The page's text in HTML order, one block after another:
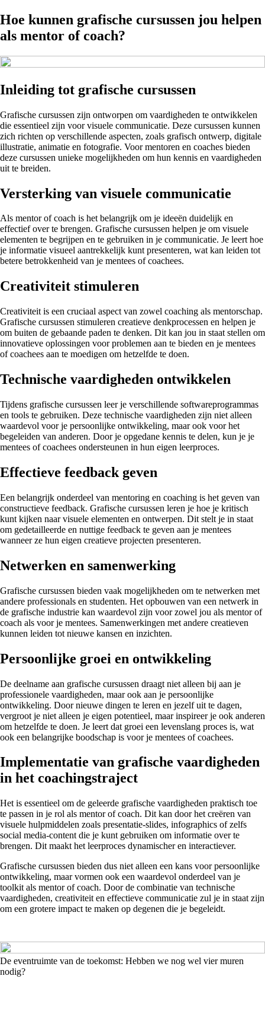
Hoe kunnen grafische cursussen jou helpen
als mentor of coach?
Inleiding tot grafische cursussen
Grafische cursussen zijn ontworpen om vaardigheden te ontwikkelen
die essentieel zijn voor visuele communicatie. Deze cursussen kunnen
zich richten op verschillende aspecten, zoals grafisch ontwerp, digitale
illustratie, animatie en fotografie. Voor mentoren en coaches bieden
deze cursussen unieke mogelijkheden om hun kennis en vaardigheden
uit te breiden.
Versterking van visuele communicatie
Als mentor of coach is het belangrijk om je ideeën duidelijk en
effectief over te brengen. Grafische cursussen helpen je om visuele
elementen te begrijpen en te gebruiken in je communicatie. Je leert hoe
je informatie visueel aantrekkelijk kunt presenteren, wat kan leiden tot
betere betrokkenheid van je mentees of coachees.
Creativiteit stimuleren
Creativiteit is een cruciaal aspect van zowel coaching als mentorschap.
Grafische cursussen stimuleren creatieve denkprocessen en helpen je
om buiten de gebaande paden te denken. Dit kan jou in staat stellen om
innovatieve oplossingen voor problemen aan te bieden en je mentees
of coachees aan te moedigen om hetzelfde te doen.
Technische vaardigheden ontwikkelen
Tijdens grafische cursussen leer je verschillende softwareprogrammas
en tools te gebruiken. Deze technische vaardigheden zijn niet alleen
waardevol voor je persoonlijke ontwikkeling, maar ook voor het
begeleiden van anderen. Door je opgedane kennis te delen, kun je je
mentees of coachees ondersteunen in hun eigen leerproces.
Effectieve feedback geven
Een belangrijk onderdeel van mentoring en coaching is het geven van
constructieve feedback. Grafische cursussen leren je hoe je kritisch
kunt kijken naar visuele elementen en ontwerpen. Dit stelt je in staat
om gedetailleerde en nuttige feedback te geven aan je mentees
wanneer ze hun eigen creatieve projecten presenteren.
Netwerken en samenwerking
Grafische cursussen bieden vaak mogelijkheden om te netwerken met
andere professionals en studenten. Het opbouwen van een netwerk in
de grafische industrie kan waardevol zijn voor zowel jou als mentor of
coach als voor je mentees. Samenwerkingen met andere creatieven
kunnen leiden tot nieuwe kansen en inzichten.
Persoonlijke groei en ontwikkeling
De deelname aan grafische cursussen draagt niet alleen bij aan je
professionele vaardigheden, maar ook aan je persoonlijke
ontwikkeling. Door nieuwe dingen te leren en jezelf uit te dagen,
vergroot je niet alleen je eigen potentieel, maar inspireer je ook anderen
om hetzelfde te doen. Je leert dat groei een levenslang proces is, wat
ook een belangrijke boodschap is voor je mentees of coachees.
Implementatie van grafische vaardigheden
in het coachingstraject
Het is essentieel om de geleerde grafische vaardigheden praktisch toe
te passen in je rol als mentor of coach. Dit kan door het creëren van
visuele hulpmiddelen zoals presentatie-slides, infographics of zelfs
social media-content die je kunt gebruiken om informatie over te
brengen. Dit maakt het leerproces dynamischer en interactiever.
Grafische cursussen bieden dus niet alleen een kans voor persoonlijke
ontwikkeling, maar vormen ook een waardevol onderdeel van je
toolkit als mentor of coach. Door de combinatie van technische
vaardigheden, creativiteit en effectieve communicatie zul je in staat zijn
om een grotere impact te maken op degenen die je begeleidt.
De eventruimte van de toekomst: Hebben we nog wel vier muren
nodig?